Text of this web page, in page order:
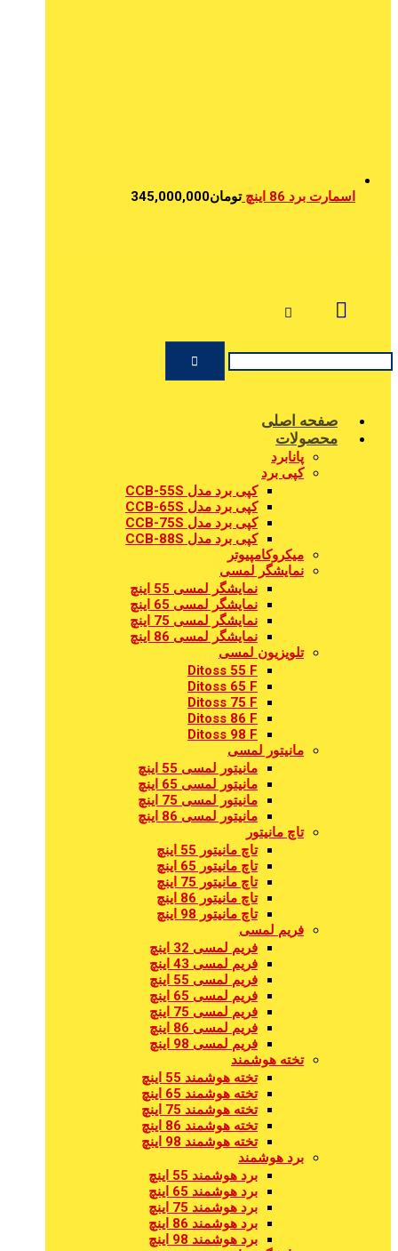
اسمارت برد 86 اینچ تومان345,000,000
صفحه اصلی
محصولات
پانابرد
کپی برد
کپی برد مدل CCB-55S
کپی برد مدل CCB-65S
کپی برد مدل CCB-75S
کپی برد مدل CCB-88S
میکروکامپیوتر
نمایشگر لمسی
نمایشگر لمسی 55 اینچ
نمایشگر لمسی 65 اینچ
نمایشگر لمسی 75 اینچ
نمایشگر لمسی 86 اینچ
تلویزیون لمسی
Ditoss 55 F
Ditoss 65 F
Ditoss 75 F
Ditoss 86 F
Ditoss 98 F
مانیتور لمسی
مانیتور لمسی 55 اینچ
مانیتور لمسی 65 اینچ
مانیتور لمسی 75 اینچ
مانیتور لمسی 86 اینچ
تاچ مانیتور
تاچ مانیتور 55 اینچ
تاچ مانیتور 65 اینچ
تاچ مانیتور 75 اینچ
تاچ مانیتور 86 اینچ
تاچ مانیتور 98 اینچ
فریم لمسی
فریم لمسی 32 اینچ
فریم لمسی 43 اینچ
فریم لمسی 55 اینچ
فریم لمسی 65 اینچ
فریم لمسی 75 اینچ
فریم لمسی 86 اینچ
فریم لمسی 98 اینچ
تخته هوشمند
تخته هوشمند 55 اینچ
تخته هوشمند 65 اینچ
تخته هوشمند 75 اینچ
تخته هوشمند 86 اینچ
تخته هوشمند 98 اینچ
برد هوشمند
برد هوشمند 55 اینچ
برد هوشمند 65 اینچ
برد هوشمند 75 اینچ
برد هوشمند 86 اینچ
برد هوشمند 98 اینچ